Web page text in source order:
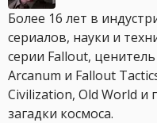
Более 16 лет в
сериалов, науки и
серии Fallout,
Arcanum и Fallout
Civilization, Old World
загадки космоса.